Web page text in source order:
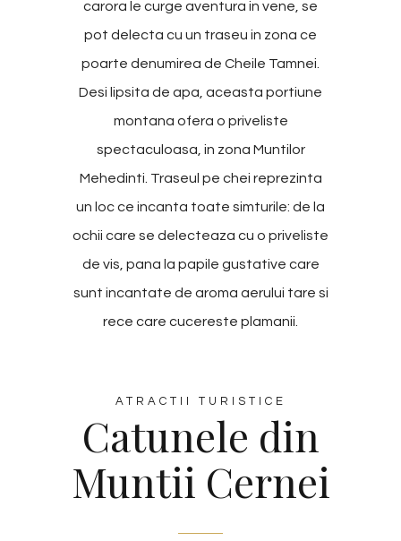
carora le curge aventura in vene, se
pot delecta cu un traseu in zona ce
poarte denumirea de Cheile Tamnei.
Desi lipsita de apa, aceasta portiune
montana ofera o priveliste
spectaculoasa, in zona Muntilor
Mehedinti. Traseul pe chei reprezinta
un loc ce incanta toate simturile: de la
ochii care se delecteaza cu o priveliste
de vis, pana la papile gustative care
sunt incantate de aroma aerului tare si
rece care cucereste plamanii.
ATRACTII TURISTICE
Catunele din
Muntii Cernei